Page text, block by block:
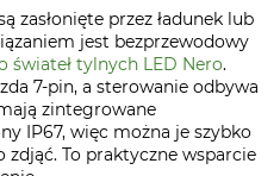
zasłonięte przez ładunek lub
jest bezprzewodowy
świateł tylnych LED Nero.
7‑pin, a sterowanie odbywa
zintegrowane
IP67, więc można je szybko
To praktyczne wsparcie